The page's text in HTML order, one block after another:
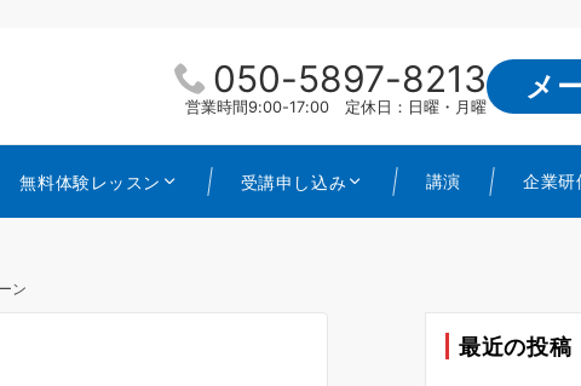
050-5897-8213
営業時間9:00-17:00 定休日：日曜・月曜
メ
無料体験レッスン 受講申し込み 講演 企業研
ーン
最近の投稿